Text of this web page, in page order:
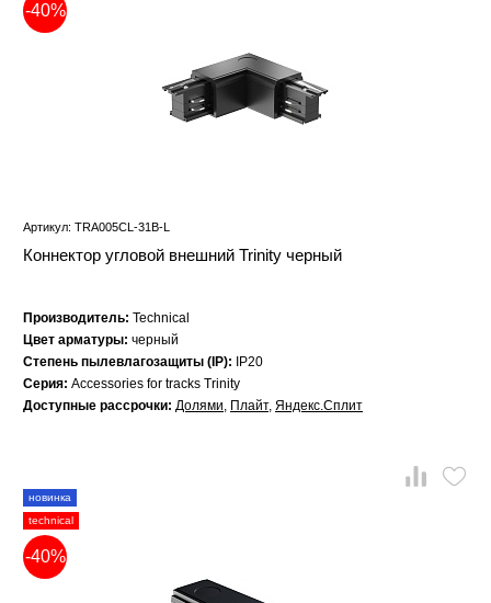
-40%
Артикул: TRA005CL-31B-L
Коннектор угловой внешний Trinity черный
Производитель: Technical
Цвет арматуры: черный
Степень пылевлагозащиты (IP):
IP20
Серия: Accessories for tracks Trinity
Доступные рассрочки: Долями, Плайт, Яндекс.Сплит
новинка
technical
-40%